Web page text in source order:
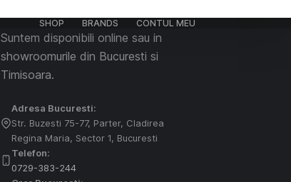
SHOP BRANDS CONTUL MEU
Suntem disponibili online sau in
showroomurile din Bucuresti si
Timisoara.
Adresa Bucuresti:
Str. Buzesti 75-77, Parter, Cladirea
Regina Maria, Sector 1, Bucuresti
Telefon:
0729-383-244